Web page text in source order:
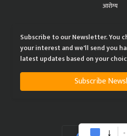
आरोग्य
Subscribe to our Newsletter. You
your interest and we'll send you
latest updates based on your
Subscribe